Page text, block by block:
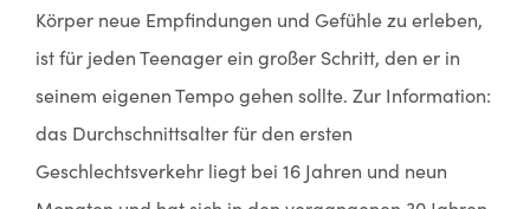
Körper neue Empfindungen und Gefühle zu erleben,
ist für jeden Teenager ein großer Schritt, den er in
seinem eigenen Tempo gehen sollte. Zur Information:
das Durchschnittsalter für den ersten
Geschlechtsverkehr liegt bei 16 Jahren und neun